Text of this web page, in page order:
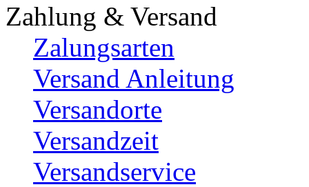
Zahlung & Versand
Zalungsarten
Versand Anleitung
Versandorte
Versandzeit
Versandservice